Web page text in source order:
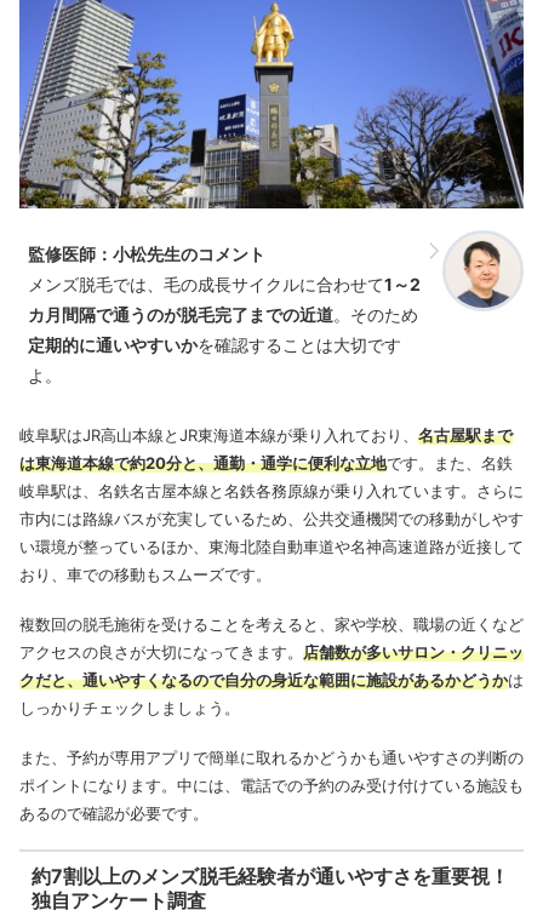
監修医師：小松先生のコメント
メンズ脱毛では、毛の成長サイクルに合わせて1～2
カ月間隔で通うのが脱毛完了までの近道。そのため
定期的に通いやすいかを確認することは大切です
よ。
岐阜駅はJR高山本線とJR東海道本線が乗り入れており、 名古屋駅まで
は東海道本線で約20分と、通勤・通学に便利な立地です。​また、名鉄
岐阜駅は、名鉄名古屋本線と名鉄各務原線が乗り入れています。さらに​
市内には路線バスが充実しているため、公共交通機関での移動がしやす
い環境が整っているほか、東海北陸自動車道や名神高速道路が近接して
おり、車での移動もスムーズです。
複数回の脱毛施術を受けることを考えると、家や学校、職場の近くなど
アクセスの良さが大切になってきます。 店舗数が多いサロン・クリニッ
クだと、通いやすくなるので自分の身近な範囲に施設があるかどうかは
しっかりチェックしましょう。
また、予約が専用アプリで簡単に取れるかどうかも通いやすさの判断の
ポイントになります。中には、電話での予約のみ受け付けている施設も
あるので確認が必要です。
約7割以上のメンズ脱毛経験者が通いやすさを重要視！
独自アンケート調査